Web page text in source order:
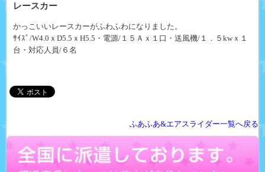
レースカー
かっこいいレースカーがふわふわになりました。
ｻｲｽﾞ/W4.0ｘD5.5ｘH5.5・電源/１５Ａｘ１口・送風機/１．５kwｘ１
台・対応人員/６名
ふあふあ&エアスライダー一覧へ戻る